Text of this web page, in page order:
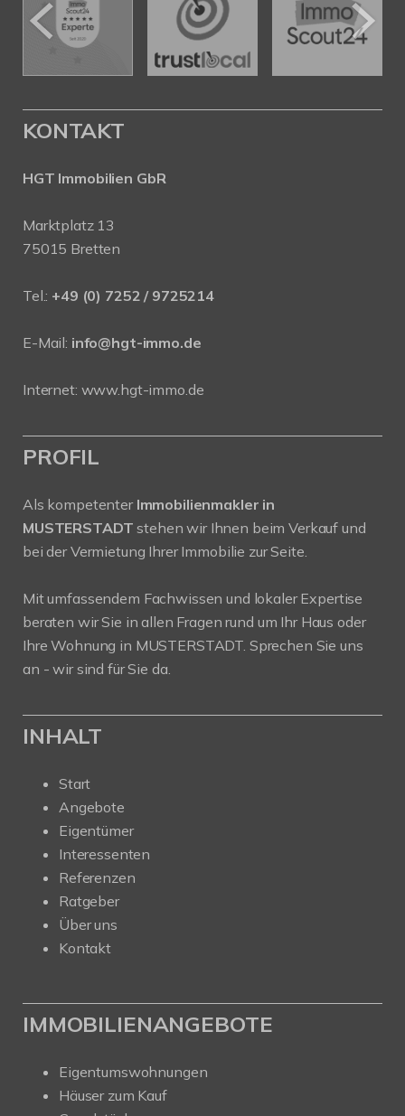
KONTAKT
HGT Immobilien GbR
Marktplatz 13
75015 Bretten
Tel.: +49 (0) 7252 / 9725214
E-Mail: info@hgt-immo.de
Internet: www.hgt-immo.de
PROFIL
Als kompetenter Immobilienmakler in
MUSTERSTADT stehen wir Ihnen beim Verkauf und
bei der Vermietung Ihrer Immobilie zur Seite.
Mit umfassendem Fachwissen und lokaler Expertise
beraten wir Sie in allen Fragen rund um Ihr Haus oder
Ihre Wohnung in MUSTERSTADT. Sprechen Sie uns
an - wir sind für Sie da.
INHALT
Start
Angebote
Eigentümer
Interessenten
Referenzen
Ratgeber
Über uns
Kontakt
IMMOBILIENANGEBOTE
Eigentumswohnungen
Häuser zum Kauf